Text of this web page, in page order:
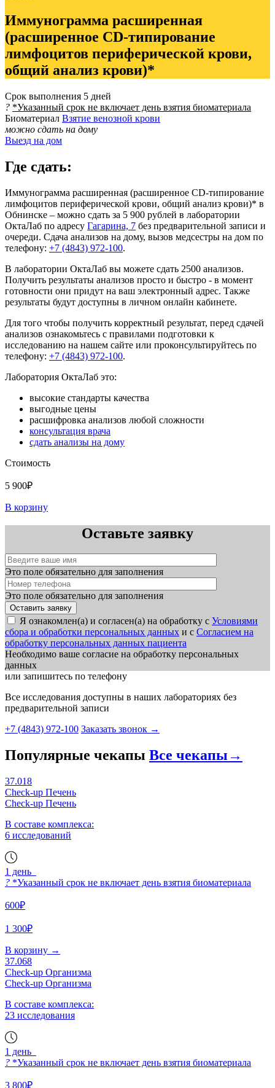
Иммунограмма расширенная
(расширенное CD-типирование
лимфоцитов периферической крови,
общий анализ крови)*
Срок выполнения 5 дней
? *Указанный срок не включает день взятия биоматериала
Биоматериал Взятие венозной крови
можно сдать на дому
Выезд на дом
Где сдать:
Иммунограмма расширенная (расширенное CD-типирование
лимфоцитов периферической крови, общий анализ крови)* в
Обнинске – можно сдать за 5 900 рублей в лаборатории
ОктаЛаб по адресу Гагарина, 7 без предварительной записи и
очереди. Сдача анализов на дому, вызов медсестры на дом по
телефону: +7 (4843) 972-100.
В лаборатории ОктаЛаб вы можете сдать 2500 анализов.
Получить результаты анализов просто и быстро - в момент
готовности они придут на ваш электронный адрес. Также
результаты будут доступны в личном онлайн кабинете.
Для того чтобы получить корректный результат, перед сдачей
анализов ознакомьтесь с правилами подготовки к
исследованию на нашем сайте или проконсультируйтесь по
телефону: +7 (4843) 972-100.
Лаборатория ОктаЛаб это:
высокие стандарты качества
выгодные цены
расшифровка анализов любой сложности
консультация врача
сдать анализы на дому
Стоимость
5 900₽
В корзину
Оставьте заявку
Это поле обязательно для заполнения
Это поле обязательно для заполнения
Я ознакомлен(а) и согласен(а) на обработку с Условиями
сбора и обработки персональных данных и с Согласием на
обработку персональных данных пациента
Необходимо ваше согласие на обработку персональных
данных
или запишитесь по телефону
Все исследования доступны в наших лабораториях без
предварительной записи
+7 (4843) 972-100 Заказать звонок →
Популярные чекапы Все чекапы→
37.018
Check-up Печень
Check-up Печень
В составе комплекса:
6 исследований
1 день
? *Указанный срок не включает день взятия биоматериала
600₽
1 300₽
В корзину →
37.068
Check-up Организма
Check-up Организма
В составе комплекса:
23 исследования
1 день
? *Указанный срок не включает день взятия биоматериала
3 800₽